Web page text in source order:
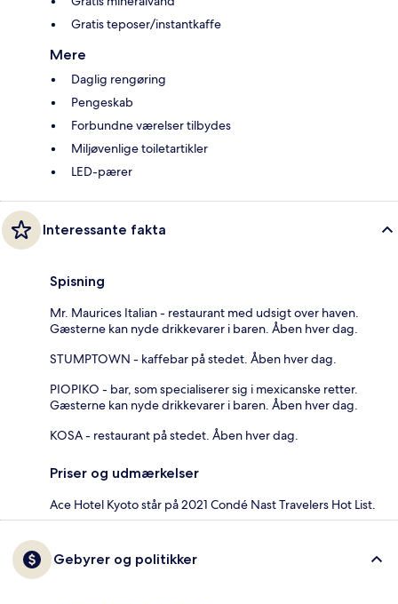
Gratis teposer/instantkaffe
Mere
Daglig rengøring
Pengeskab
Forbundne værelser tilbydes
Miljøvenlige toiletartikler
LED-pærer
Interessante fakta
Spisning
Mr. Maurices Italian - restaurant med udsigt over haven.
Gæsterne kan nyde drikkevarer i baren. Åben hver dag.
STUMPTOWN - kaffebar på stedet. Åben hver dag.
PIOPIKO - bar, som specialiserer sig i mexicanske retter.
Gæsterne kan nyde drikkevarer i baren. Åben hver dag.
KOSA - restaurant på stedet. Åben hver dag.
Priser og udmærkelser
Ace Hotel Kyoto står på 2021 Condé Nast Travelers Hot List.
Gebyrer og politikker